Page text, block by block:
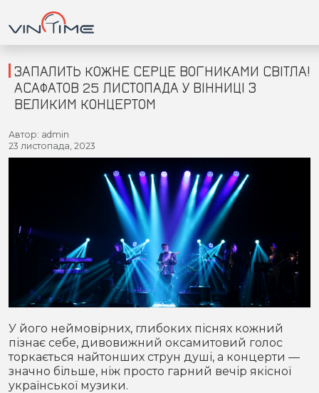
Головна
Війна
Здоров'я
Приватна думка
В кулуарах
Місто
Життя
ЗАПАЛИТЬ КОЖНЕ СЕРЦЕ ВОГНИКАМИ СВІТЛА!
АСАФАТОВ 25 ЛИСТОПАДА У ВІННИЦІ З
ВЕЛИКИМ КОНЦЕРТОМ
Автор: admin
23 листопада, 2023
У його неймовірних, глибоких піснях кожний
пізнає себе, дивовижний оксамитовий голос
торкається найтонших струн душі, а концерти —
значно більше, ніж просто гарний вечір якісної
української музики.